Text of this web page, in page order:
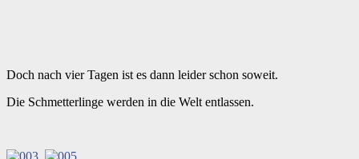
Doch nach vier Tagen ist es dann leider schon soweit.
Die Schmetterlinge werden in die Welt entlassen.